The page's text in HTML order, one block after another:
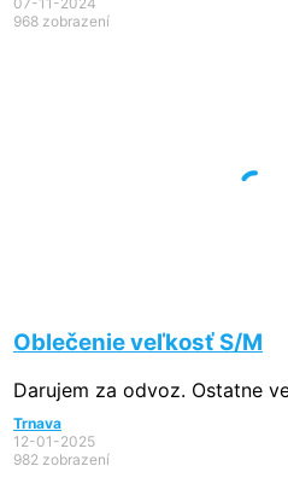
968 zobrazení
Oblečenie veľkosť S/M
Darujem za odvoz. Ostatne
Trnava
12-01-2025
982 zobrazení